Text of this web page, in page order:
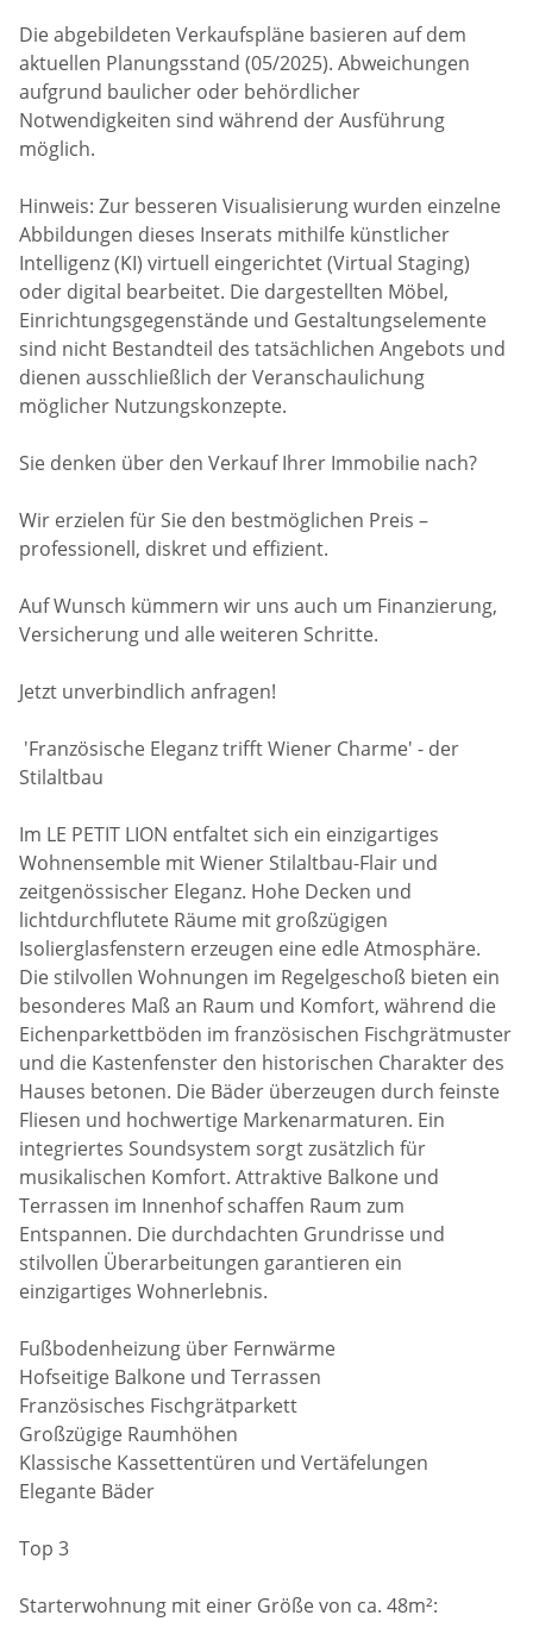
Die abgebildeten Verkaufspläne basieren auf dem
aktuellen Planungsstand (05/2025). Abweichungen
aufgrund baulicher oder behördlicher
Notwendigkeiten sind während der Ausführung
möglich.
Hinweis: Zur besseren Visualisierung wurden einzelne
Abbildungen dieses Inserats mithilfe künstlicher
Intelligenz (KI) virtuell eingerichtet (Virtual Staging)
oder digital bearbeitet. Die dargestellten Möbel,
Einrichtungsgegenstände und Gestaltungselemente
sind nicht Bestandteil des tatsächlichen Angebots und
dienen ausschließlich der Veranschaulichung
möglicher Nutzungskonzepte.
Sie denken über den Verkauf Ihrer Immobilie nach?
Wir erzielen für Sie den bestmöglichen Preis –
professionell, diskret und effizient.
Auf Wunsch kümmern wir uns auch um Finanzierung,
Versicherung und alle weiteren Schritte.
Jetzt unverbindlich anfragen!
'Französische Eleganz trifft Wiener Charme' - der
Stilaltbau
Im LE PETIT LION entfaltet sich ein einzigartiges
Wohnensemble mit Wiener Stilaltbau-Flair und
zeitgenössischer Eleganz. Hohe Decken und
lichtdurchflutete Räume mit großzügigen
Isolierglasfenstern erzeugen eine edle Atmosphäre.
Die stilvollen Wohnungen im Regelgeschoß bieten ein
besonderes Maß an Raum und Komfort, während die
Eichenparkettböden im französischen Fischgrätmuster
und die Kastenfenster den historischen Charakter des
Hauses betonen. Die Bäder überzeugen durch feinste
Fliesen und hochwertige Markenarmaturen. Ein
integriertes Soundsystem sorgt zusätzlich für
musikalischen Komfort. Attraktive Balkone und
Terrassen im Innenhof schaffen Raum zum
Entspannen. Die durchdachten Grundrisse und
stilvollen Überarbeitungen garantieren ein
einzigartiges Wohnerlebnis.
Fußbodenheizung über Fernwärme
Hofseitige Balkone und Terrassen
Französisches Fischgrätparkett
Großzügige Raumhöhen
Klassische Kassettentüren und Vertäfelungen
Elegante Bäder
Top 3
Starterwohnung mit einer Größe von ca. 48m²: